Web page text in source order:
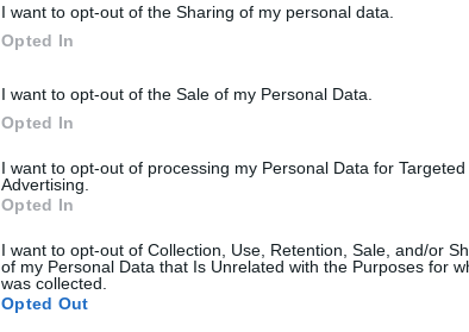
I want to opt-out of the Sharing of my personal data.
Opted In
I want to opt-out of the Sale of my Personal Data.
Opted In
I want to opt-out of processing my Personal Data for Targeted
Advertising.
Opted In
I want to opt-out of Collection, Use, Retention, Sale, and/or
of my Personal Data that Is Unrelated with the Purposes for
was collected.
Opted Out